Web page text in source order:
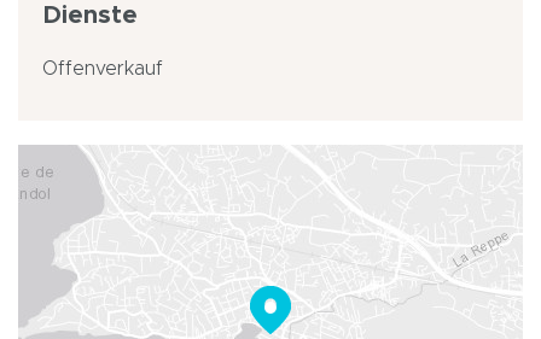
Dienste
Offenverkauf